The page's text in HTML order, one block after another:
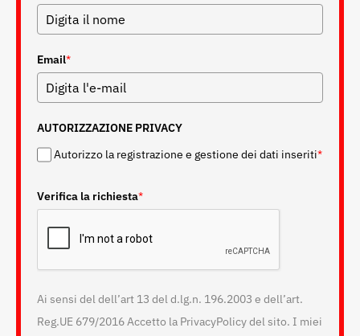
Email*
AUTORIZZAZIONE PRIVACY
Autorizzo la registrazione e gestione dei dati inseriti*
Verifica la richiesta*
Ai sensi del dell’art 13 del d.lg.n. 196.2003 e dell’art.
Reg.UE 679/2016 Accetto la PrivacyPolicy del sito. I miei